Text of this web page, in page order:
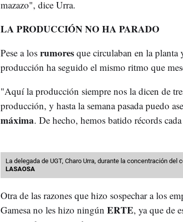
mazazo", dice Urra.
LA PRODUCCIÓN NO HA PARADO
Pese a los rumores que circulaban en la
producción ha seguido el mismo ritmo que
"Aquí la producción siempre nos la dicen de
producción, y hasta la semana pasada puedo
máxima. De hecho, hemos batido récords
La delegada de UGT, Charo Urra, durante la concentración del
LASAOSA
Otra de las razones que hizo sospechar a los
Gamesa no les hizo ningún ERTE, ya que de